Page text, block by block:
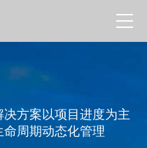
方案以项目进度为主
周期动态化管理